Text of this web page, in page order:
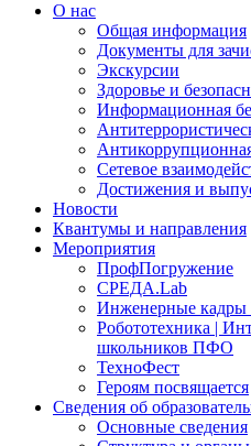
О нас
Общая информация
Документы для
Экскурсии
Здоровье и
Информационная
Сетевое
Достижения и
Новости
Квантумы и направления
Мероприятия
ПрофПогружение
СРЕДА.Lab
Инженерные кадры
Робототехника |
школьников ПФО
ТехноФест
Героям посвящается
Сведения об
Основные сведения